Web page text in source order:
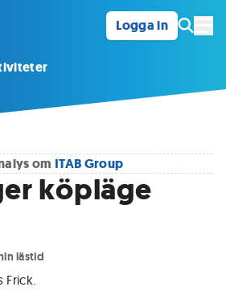
Logga in
om ITAB Group
köpläge
lästid
Frick.